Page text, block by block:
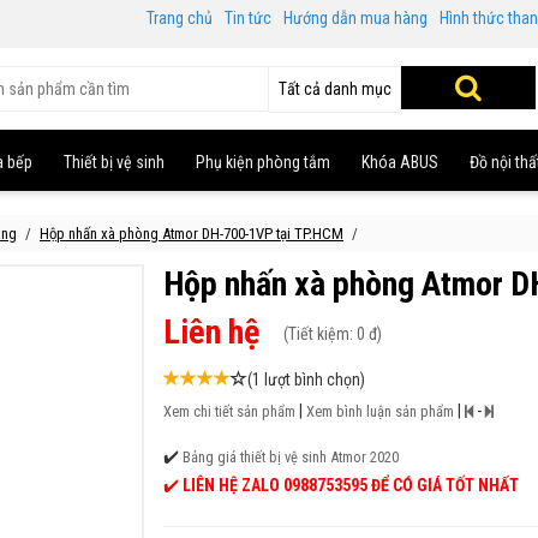
Trang chủ Tin tức Hướng dẫn mua hàng Hình thức
Tất cả danh mục
bếp Thiết bị vệ sinh Phụ kiện phòng tắm Khóa ABUS Đồ nội
Hộp nhấn xà phòng Atmor DH-700-1VP tại TP.HCM
Hộp nhấn xà phòng Atmor
Liên hệ
(Tiết kiệm: 0 đ)
(1 lượt bình chọn)
Xem chi tiết sản phẩm Xem bình luận sản phẩm -
✔️ Bảng giá thiết bị vệ sinh Atmor 2020
✔️ LIÊN HỆ ZALO 0988753595 ĐỂ CÓ GIÁ TỐT NHẤT